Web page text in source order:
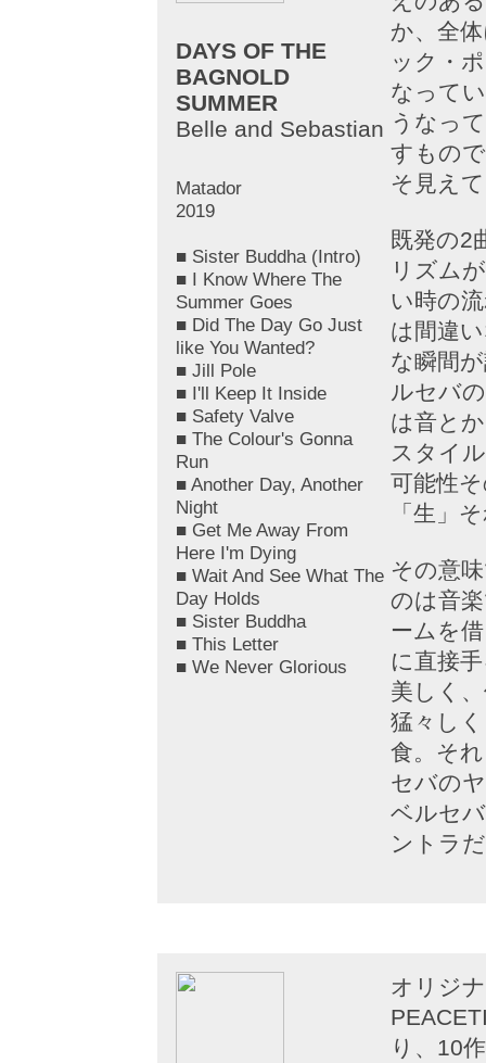
DAYS OF THE
BAGNOLD
SUMMER
Belle and Sebastian
Matador
2019
■ Sister Buddha (Intro)
■ I Know Where The
Summer Goes
■ Did The Day Go Just
like You Wanted?
■ Jill Pole
■ I'll Keep It Inside
■ Safety Valve
■ The Colour's Gonna
Run
■ Another Day, Another
Night
■ Get Me Away From
Here I'm Dying
■ Wait And See What The
Day Holds
■ Sister Buddha
■ This Letter
■ We Never Glorious
か、全
ック・
なって
うなっ
すもの
そ見え
既発の2
リズム
い時の
は間違
な瞬間
ルセバ
は音と
スタイ
可能性
「生」
その意
のは音
ームを
に直接
美しく
猛々し
食。そ
セバの
ベルセ
ントラ
オリジ
り、10